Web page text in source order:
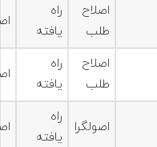
اصلاح
طلب
راه
یافته
اصلاح
طلب
راه
یافته
اصولگرا
راه
یافته